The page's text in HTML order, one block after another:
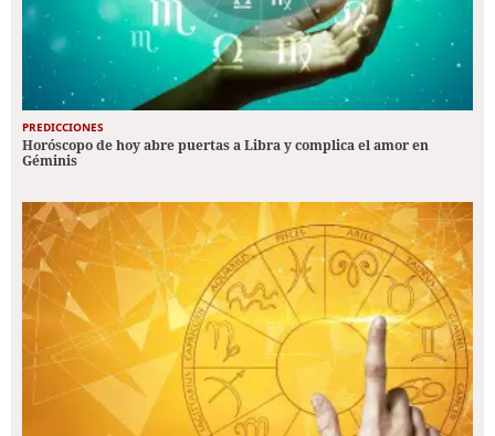
PREDICCIONES
Horóscopo de hoy abre puertas a Libra y complica el amor en
Géminis